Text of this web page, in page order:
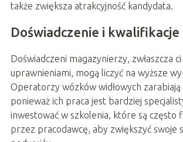
także zwiększa atrakcyjność kandydata.
Doświadczenie i kwalifikacje
Doświadczeni magazynierzy, zwłaszcza
uprawnieniami, mogą liczyć na wyższe
Operatorzy wózków widłowych zarabiają
ponieważ ich praca jest bardziej
inwestować w szkolenia, które są często
przez pracodawcę, aby zwiększyć swoje